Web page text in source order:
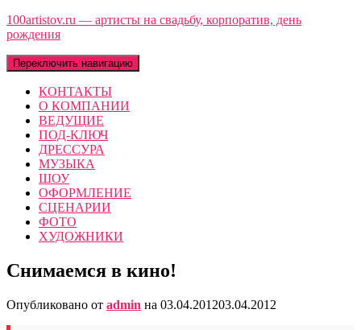
100artistov.ru — артисты на свадьбу, корпоратив, день
рождения
Переключить навигацию
КОНТАКТЫ
О КОМПАНИИ
ВЕДУЩИЕ
ПОД-КЛЮЧ
ДРЕССУРА
МУЗЫКА
ШОУ
ОФОРМЛЕНИЕ
СЦЕНАРИИ
ФОТО
ХУДОЖНИКИ
Снимаемся в кино!
Опубликовано от admin на 03.04.201203.04.2012